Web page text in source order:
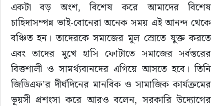
একটা বড় অংশ, বিশেষ করে আমাদের বিশেষ
চাহিদাসম্পন্ন ভাই-বোনেরা অনেক সময় এই আনন্দ থেকে
বঞ্চিত হন। তাদেরকে সমাজের মূল স্রোতে যুক্ত করতে
এবং তাদের মুখে হাসি ফোটাতে সমাজের সর্বস্তরের
বিত্তশালী ও সামর্থ্যবানদের এগিয়ে আসতে হবে। তিনি
জিডিএফ’র দীর্ঘদিনের মানবিক ও সামাজিক কার্যক্রমের
ভূয়সী প্রশংসা করে আরও বলেন, সরকারি উদ্যোগের